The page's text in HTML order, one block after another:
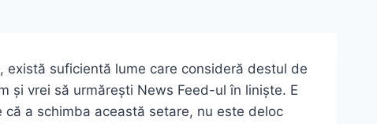
suficientă lume care consideră destul de
și vrei să urmărești News Feed-ul în liniște. E
a schimba această setare, nu este deloc